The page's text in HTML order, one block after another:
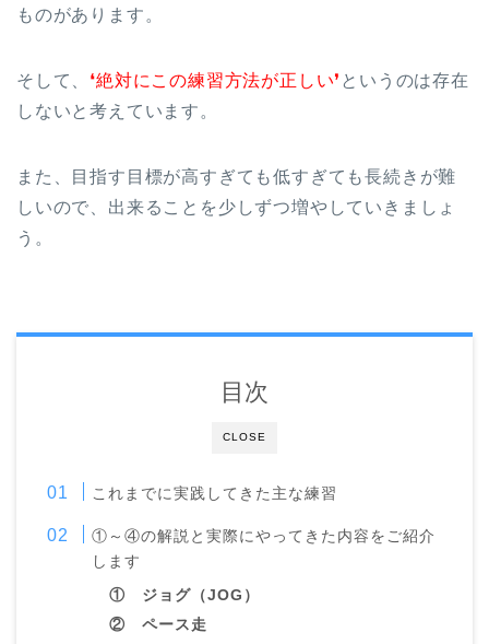
ものがあります。
そして、 ❛絶対にこの練習方法が正しい❜ というのは存在
しないと考えています。
また、目指す目標が高すぎても低すぎても長続きが難
しいので、出来ることを少しずつ増やしていきましょ
う。
CLOSE
目次
これまでに実践してきた主な練習
①～④の解説と実際にやってきた内容をご紹介
します
① ジョグ（JOG）
② ペース走